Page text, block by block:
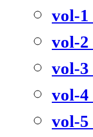
vol-1
vol-2
vol-3
vol-4
vol-5